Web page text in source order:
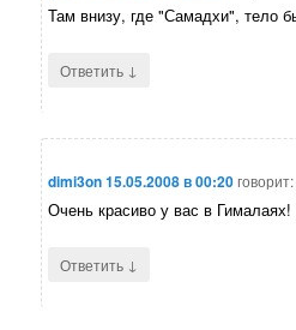
Там внизу, где "Самадхи", тело
Ответить ↓
dimi3on15.05.2008 в 00:20говорит:
Очень красиво у вас в
Ответить ↓